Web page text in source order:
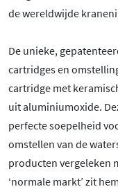
de wereldwijde
De unieke,
cartridges en
cartridge met
uit aluminiumoxide.
perfecte soepelheid
omstellen van de
producten vergeleken
‘normale markt’ zit